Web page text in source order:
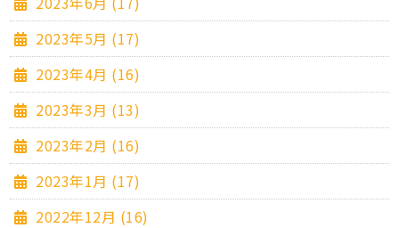
2023年5月 (17)
2023年4月 (16)
2023年3月 (13)
2023年2月 (16)
2023年1月 (17)
2022年12月 (16)